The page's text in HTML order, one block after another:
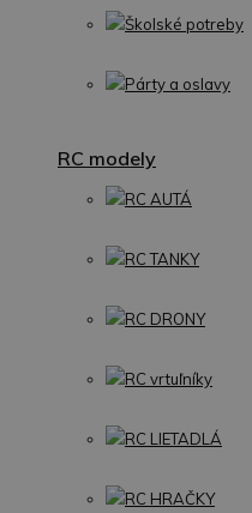
Školské potreby
Párty a oslavy
RC modely
RC AUTÁ
RC TANKY
RC DRONY
RC vrtuľníky
RC LIETADLÁ
RC HRAČKY